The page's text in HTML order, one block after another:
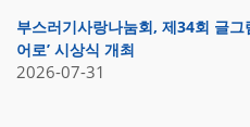
부스러기사랑나눔회, 제34회 글
어로’ 시상식 개최
2026-07-31